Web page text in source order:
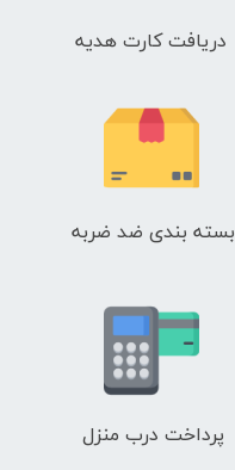
دریافت کارت هدیه
بسته بندی ضد ضربه
پرداخت درب منزل